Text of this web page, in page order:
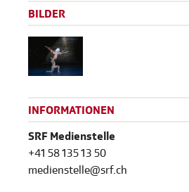
BILDER
INFORMATIONEN
SRF Medienstelle
+41 58 135 13 50
medienstelle@srf.ch